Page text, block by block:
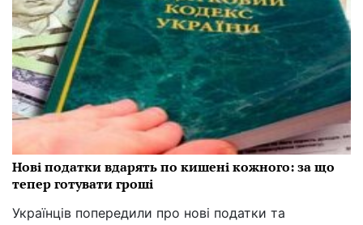
Нові податки вдарять по кишені кожного: за що
тепер готувати гроші
Українців попередили про нові податки та